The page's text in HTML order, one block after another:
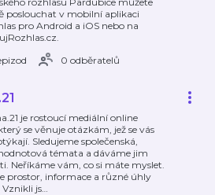
poslouchat v mobilní aplikaci
pro Android a iOS nebo na
0 odběratelů
je rostoucí mediální online
se věnuje otázkám, jež se vás
Sledujeme společenská,
témata a dáváme jim
Neříkáme vám, co si máte myslet.
prostor, informace a různé úhly
Vznikli js…